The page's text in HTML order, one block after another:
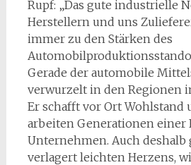
Rupf: „Das gute industrielle
Herstellern und uns
immer zu den Stärken des
Gerade der automobile
verwurzelt in den Regionen
Er schafft vor Ort Wohlstand
arbeiten Generationen einer
Unternehmen. Auch deshalb
verlagert leichten Herzens,